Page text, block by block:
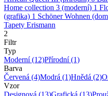
Home collection 3 (moderní) 1
(grafika) 1 Schöner Wohnen
Tapety Erismann
2
Filtr
Typ
Moderní(12)Přírodní(1)
Barva
Červená (4)Modrá (1)Hnědá (2)
Vzor